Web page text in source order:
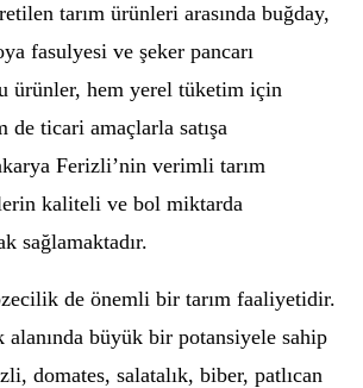
tarım ürünleri arasında buğday,
fasulyesi ve şeker pancarı
ürünler, hem yerel tüketim için
de ticari amaçlarla satışa
Ferizli’nin verimli tarım
kaliteli ve bol miktarda
sağlamaktadır.
de önemli bir tarım faaliyetidir.
alanında büyük bir potansiyele sahip
domates, salatalık, biber, patlıcan